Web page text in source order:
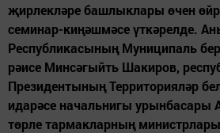
җирлекләре башлыклары өчен
семинар-киңәшмәсе үткәрелде.
Республикасының Муниципаль
рәисе Минсәгыйть Шакиров,
Президентының Территорияләр
идарәсе начальнигы урынбасары
төрле тармакларның